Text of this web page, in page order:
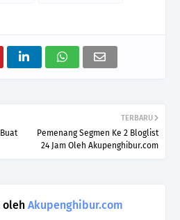
TERBARU
Pemenang Segmen Ke 2 Bloglist
24 Jam Oleh Akupenghibur.com
oleh Akupenghibur.com